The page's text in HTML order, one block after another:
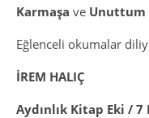
Karmaşa ve Unuttum
Eğlenceli okumalar
İREM HALIÇ
Aydınlık Kitap Eki / 7